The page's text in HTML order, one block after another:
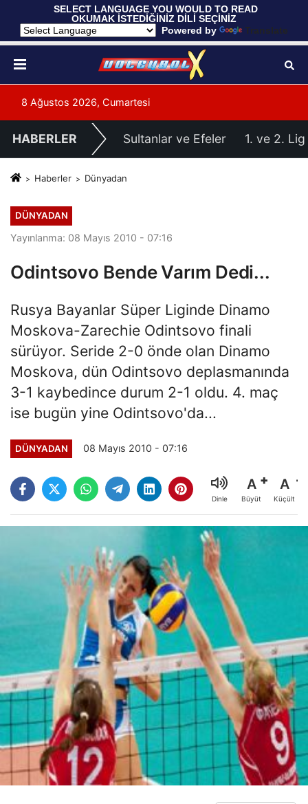
SELECT LANGUAGE YOU WOULD TO READ
OKUMAK İSTEDİĞİNİZ DİLİ SEÇİNİZ
Powered by
Translate
8 Ağustos 2026, Cumartesi
HABERLER Sultanlar ve Efeler 1. ve 2. Lig
Haberler Dünyadan
DÜNYADAN
Yayınlanma: 08 Mayıs 2010 - 07:16
Odintsovo Bende Varım Dedi...
Rusya Bayanlar Süper Liginde Dinamo
Moskova-Zarechie Odintsovo finali
sürüyor. Seride 2-0 önde olan Dinamo
Moskova, dün Odintsovo deplasmanında
3-1 kaybedince durum 2-1 oldu. 4. maç
ise bugün yine Odintsovo'da...
DÜNYADAN 08 Mayıs 2010 - 07:16
Dinle
A
Büyüt
A
Küçült